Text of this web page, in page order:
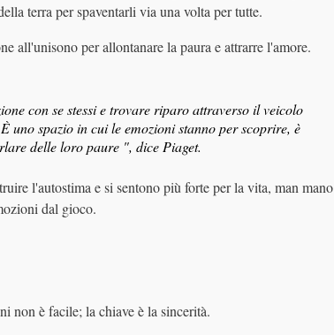
terra per spaventarli via una volta per tutte.
all'unisono per allontanare la paura e attrarre l'amore.
con se stessi e trovare riparo attraverso il veicolo
uno spazio in cui le emozioni stanno per scoprire, è
delle loro paure ", dice Piaget.
l'autostima e si sentono più forte per la vita, man mano
dal gioco.
non è facile; la chiave è la sincerità.